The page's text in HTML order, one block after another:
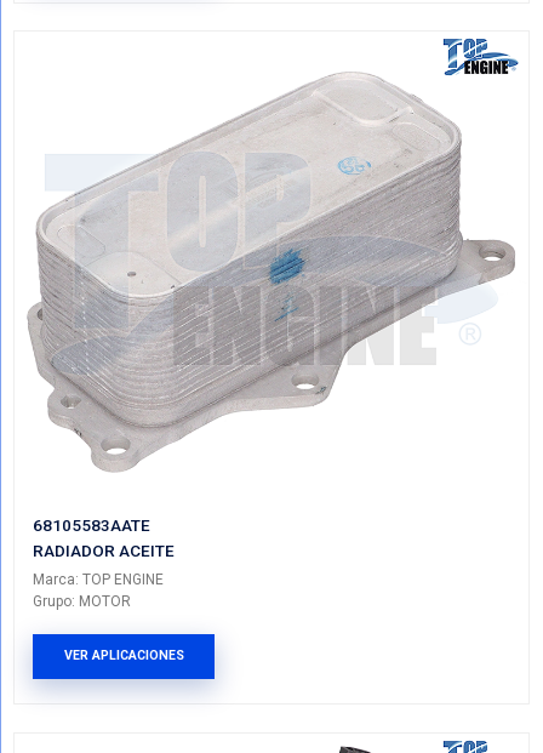
26410-4F000TE
RADIADOR ACEITE
VER APLICACIONES